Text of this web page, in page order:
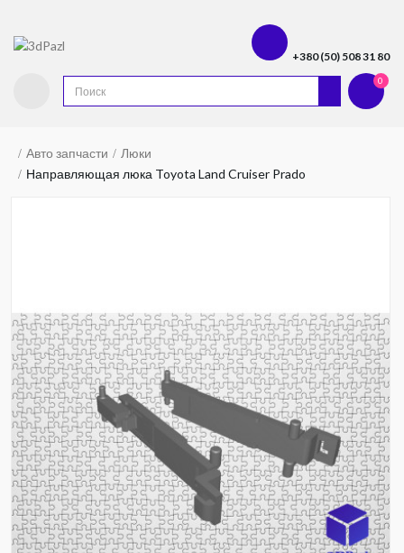
+380 (50) 508 31 80
0
Авто запчасти
Люки
Направляющая люка Toyota Land Cruiser Prado